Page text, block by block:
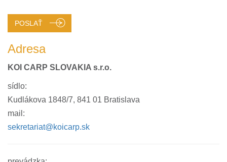
POSLAŤ
Adresa
KOI CARP SLOVAKIA s.r.o.
sídlo:
Kudlákova 1848/7, 841 01 Bratislava
mail:
sekretariat@koicarp.sk